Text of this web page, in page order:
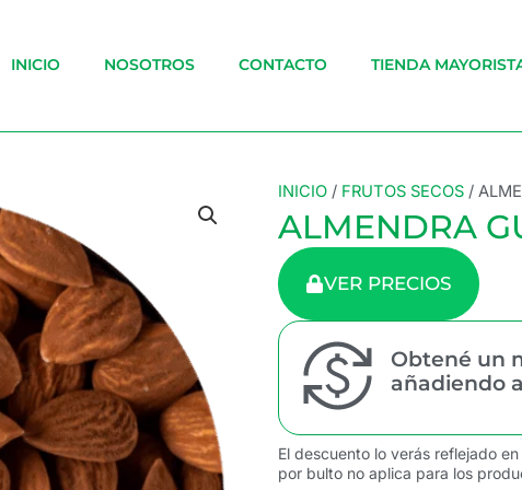
INICIO NOSOTROS CONTACTO TIENDA
INICIO / FRUTOS SECOS /
ALMENDRA
VER PRECIOS
Obtené un
añadiendo
El descuento lo verás reflejado
por bulto no aplica para los